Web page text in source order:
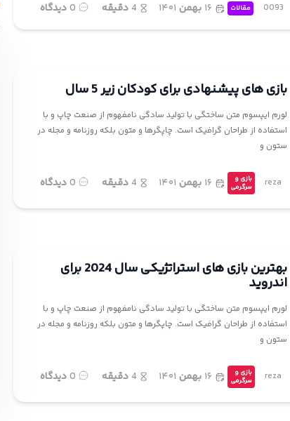
0093 مقالات ۱۶ بهمن ۱۴۰۱ 4دقیقه 0دیدگاه
بازی های پیشنهادی برای کودکان زیر 5 سال
لورم ایپسوم متن ساختگی با تولید سادگی نامفهوم از صنعت چاپ و با
استفاده از طراحان گرافیک است. چاپگرها و متون بلکه روزنامه و مجله در
ستون و
reza
بازی و
سرگرمی
۱۶ بهمن ۱۴۰۱ 4دقیقه 0دیدگاه
بهترین بازی های استراتژیکی سال 2024 برای
اندروید
لورم ایپسوم متن ساختگی با تولید سادگی نامفهوم از صنعت چاپ و با
استفاده از طراحان گرافیک است. چاپگرها و متون بلکه روزنامه و مجله در
ستون و
reza
بازی و
سرگرمی
۱۶ بهمن ۱۴۰۱ 4دقیقه 0دیدگاه